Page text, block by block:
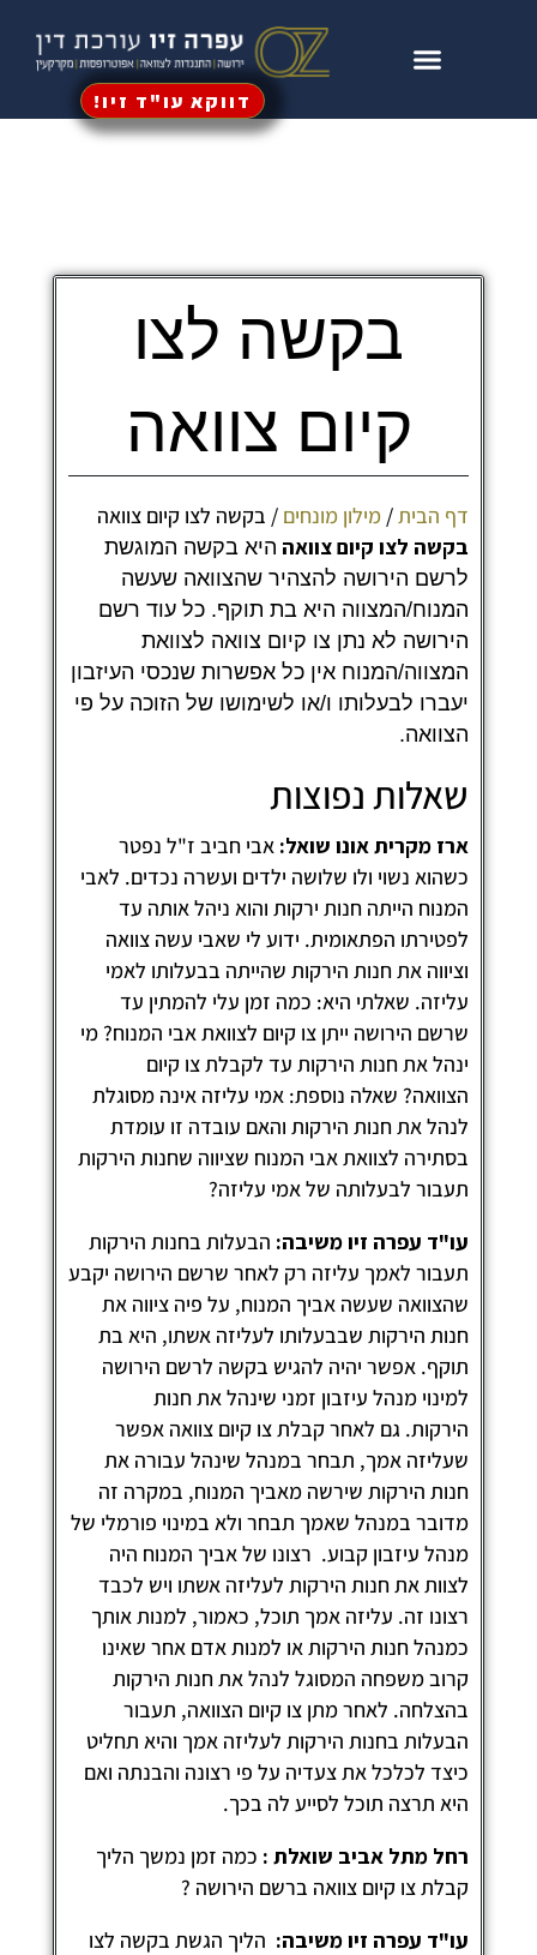
דווקא עו"ד זיו!
בקשה לצו
קיום צוואה
/מילון מונחים/ בקשה לצו קיום צוואה
לצו קיום צוואההיא בקשה המוגשת
הירושה להצהיר שהצוואה שעשה
המצווה היא בת תוקף.כל עוד רשם
לא נתן צו קיום צוואה לצוואת
המנוח אין כל אפשרות שנכסי העיזבון
לבעלותו ו/או לשימושו של הזוכה על פי
נפוצות
מקרית אונו שואל:אבי חביב ז"ל נפטר
נשוי ולו שלושה ילדים ועשרה נכדים. לאבי
הייתה חנות ירקות והוא ניהל אותה עד
הפתאומית. ידוע לי שאבי עשה צוואה
את חנות הירקות שהייתה בבעלותו לאמי
שאלתי היא: כמה זמן עלי להמתין עד
הירושה ייתן צו קיום לצוואת אבי המנוח? מי
את חנות הירקות עד לקבלת צו קיום
שאלה נוספת: אמי עליזה אינה מסוגלת
את חנות הירקות והאם עובדה זו עומדת
לצוואת אבי המנוח שציווה שחנות הירקות
לבעלותה של אמי עליזה?
עפרה זיו משיבה:הבעלות בחנות הירקות
לאמך עליזה רק לאחר שרשם הירושה יקבע
שעשה אביך המנוח, על פיה ציווה את
הירקות שבבעלותו לעליזה אשתו, היא בת
אפשר יהיה להגיש בקשה לרשם הירושה
מנהל עיזבון זמני שינהל את חנות
גם לאחר קבלת צו קיום צוואה אפשר
אמך, תבחר במנהל שינהל עבורה את
הירקות שירשה מאביך המנוח, במקרה זה
במנהל שאמך תבחר ולא במינוי פורמלי של
עיזבון קבוע. רצונו של אביך המנוח היה
את חנות הירקות לעליזה אשתו ויש לכבד
זה. עליזה אמך תוכל, כאמור, למנות אותך
חנות הירקות או למנות אדם אחר שאינו
משפחה המסוגל לנהל את חנות הירקות
לאחר מתן צו קיום הצוואה, תעבור
בחנות הירקות לעליזה אמך והיא תחליט
לכלכל את צעדיה על פי רצונה והבנתה ואם
תרצה תוכל לסייע לה בכך.
מתל אביב שואלת :כמה זמן נמשך הליך
צו קיום צוואה ברשם הירושה ?
עפרה זיו משיבה:הליך הגשת בקשה לצו